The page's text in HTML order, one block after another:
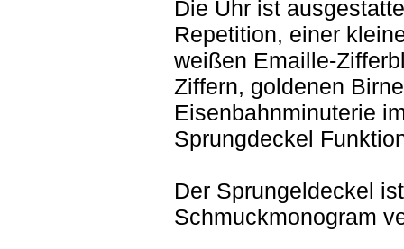
Die Uhr ist
Repetition, einer
weißen Emaille-
Ziffern, goldenen
Eisenbahnminuterie
Sprungdeckel
Der Sprungeldeckel
Schmuckmonogram